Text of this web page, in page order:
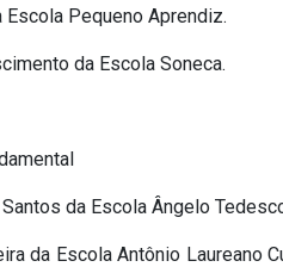
Pequeno Aprendiz.
da Escola Soneca.
da Escola Ângelo
da Escola Antônio Laureano